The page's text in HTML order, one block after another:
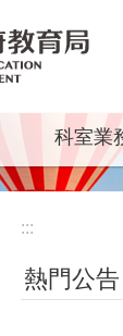
科室業
:::
熱門公告